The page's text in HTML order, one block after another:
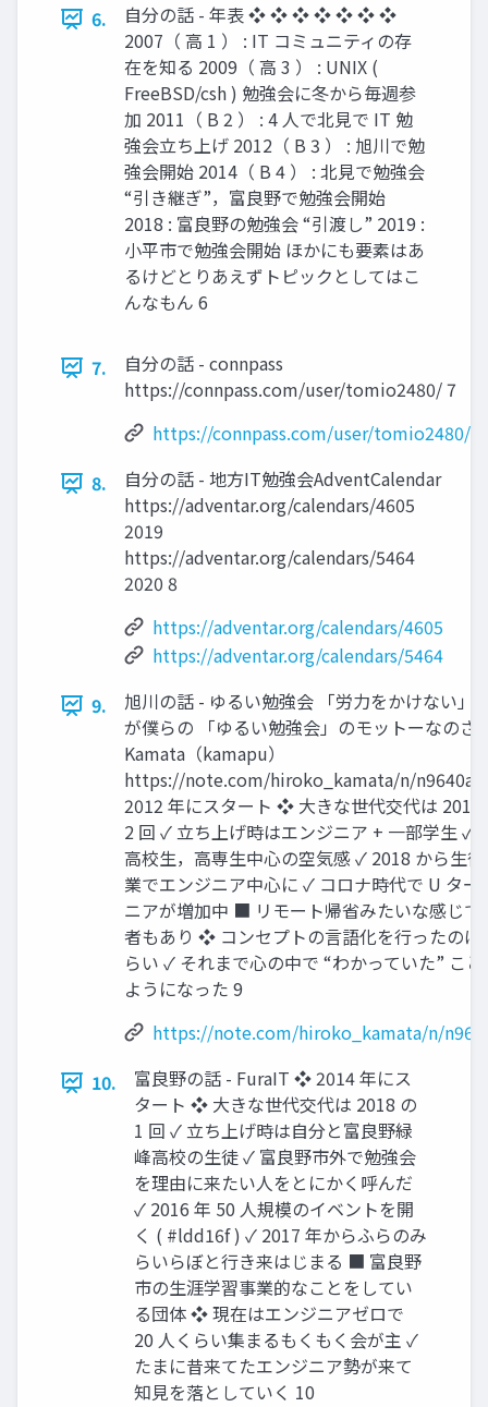
6.
自分の話 - 年表 ❖ ❖ ❖ ❖ ❖ ❖ ❖
2007（ 高 1 ） : IT コミュニティの存
在を知る 2009（ 高 3 ） : UNIX (
FreeBSD/csh ) 勉強会に冬から毎週参
加 2011（ B 2 ） : 4 人で北見で IT 勉
強会立ち上げ 2012（ B 3 ） : 旭川で勉
強会開始 2014（ B 4 ） : 北見で勉強会
“引き継ぎ”，富良野で勉強会開始
2018 : 富良野の勉強会 “引渡し” 2019 :
小平市で勉強会開始 ほかにも要素はあ
るけどとりあえずトピックとしてはこ
んなもん 6
7.
自分の話 - connpass
https://connpass.com/user/tomio2480/ 7
https://connpass.com/user/tomio2480/
8.
自分の話 - 地方IT勉強会AdventCalendar
https://adventar.org/calendars/4605
2019
https://adventar.org/calendars/5464
2020 8
https://adventar.org/calendars/4605
https://adventar.org/calendars/5464
9.
旭川の話 - ゆるい勉強会 「労力をかけない」
が僕らの 「ゆるい勉強会」のモットーなのさ
Kamata（kamapu）
https://note.com/hiroko_kamata/n/
2012 年にスタート ❖ 大きな世代交代は 2014
2 回 ✓ 立ち上げ時はエンジニア + 一部学生 ✓
高校生，高専生中心の空気感 ✓ 2018 から生
業でエンジニア中心に ✓ コロナ時代で U ター
ニアが増加中 ■ リモート帰省みたいな感じで
者もあり ❖ コンセプトの言語化を行ったのは
らい ✓ それまで心の中で “わかっていた” こ
ようになった 9
https://note.com/hiroko_kamata/n/
10.
富良野の話 - FuraIT ❖ 2014 年にス
タート ❖ 大きな世代交代は 2018 の
1 回 ✓ 立ち上げ時は自分と富良野緑
峰高校の生徒 ✓ 富良野市外で勉強会
を理由に来たい人をとにかく呼んだ
✓ 2016 年 50 人規模のイベントを開
く ( #ldd16f ) ✓ 2017 年からふらのみ
らいらぼと行き来はじまる ■ 富良野
市の生涯学習事業的なことをしてい
る団体 ❖ 現在はエンジニアゼロで
20 人くらい集まるもくもく会が主 ✓
たまに昔来てたエンジニア勢が来て
知見を落としていく 10